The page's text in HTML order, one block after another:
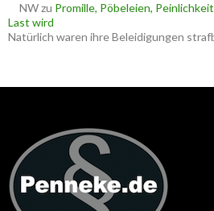
NWzu Promille, Pöbeleien,
Last wird
Natürlich waren ihre Beleidigungen